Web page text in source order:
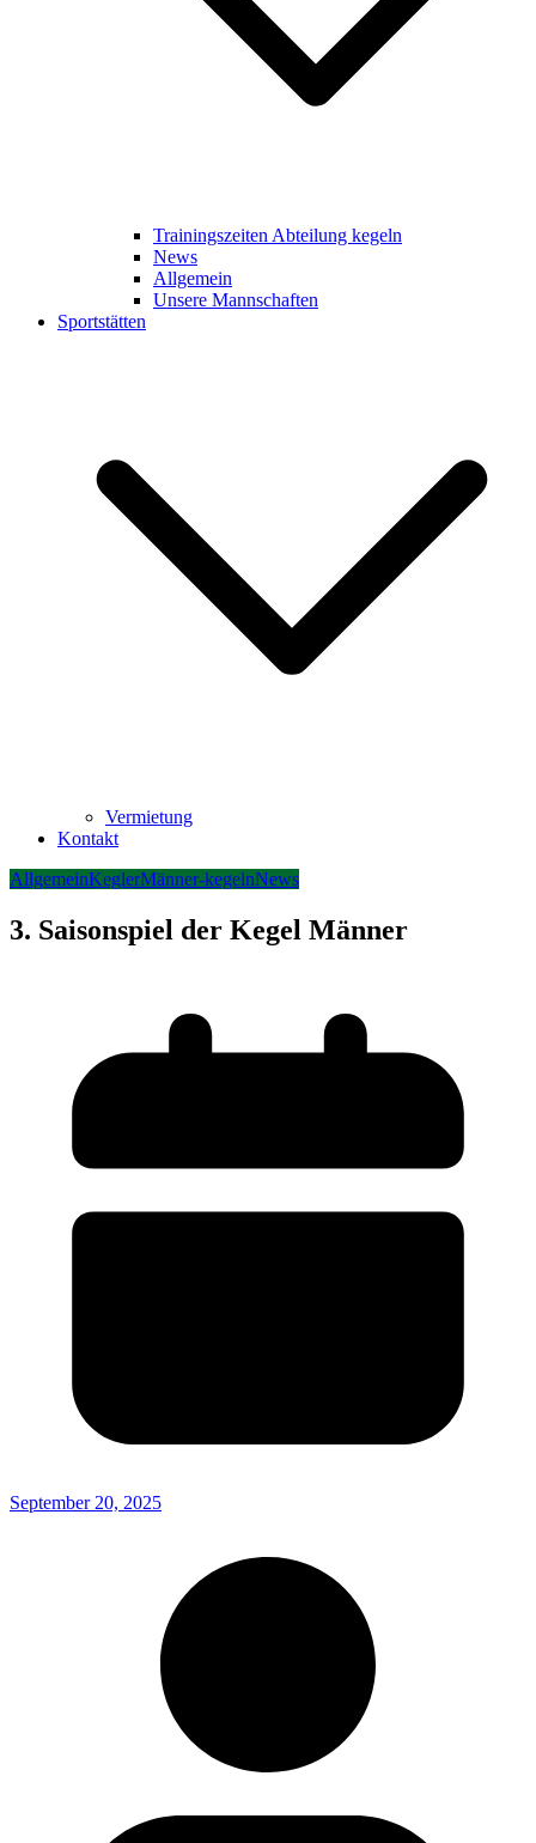
Trainingszeiten Abteilung kegeln
News
Allgemein
Unsere Mannschaften
Sportstätten
Vermietung
Kontakt
AllgemeinKeglerMänner-kegelnNews
3. Saisonspiel der Kegel Männer
September 20, 2025